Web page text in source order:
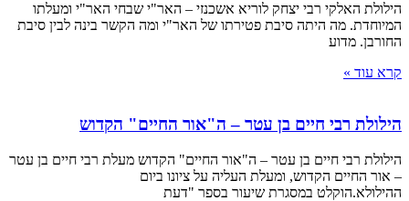
הילולת האלקי רבי יצחק לוריא אשכנזי – האר"י שבחי האר"י ומעלתו
המיוחדת. מה היתה סיבת פטירתו של האר"י ומה הקשר בינה לבין סיבת
החורבן. מדוע
קרא עוד »
הילולת רבי חיים בן עטר – ה"אור החיים" הקדוש
הילולת רבי חיים בן עטר – ה"אור החיים" הקדוש מעלת רבי חיים בן עטר
– אור החיים הקדוש, ומעלת העליה על ציונו ביום
ההילולא.הוקלט במסגרת שיעור בספר "דעת